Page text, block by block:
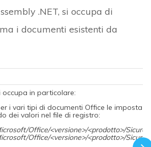
.NET, si occupa di
i documenti esistenti da
occupa in particolare:
i vari tipi di documenti Office le
dei valori nel file di registro:
Office/<versione>/<prodotto>/
Office/<versione>/<prodotto>/